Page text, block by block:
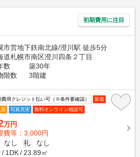
初期費用に注目
市営地下鉄南北線/澄川駅 徒歩5分
道札幌市南区澄川四条２丁目
数
築30年
階数
3階建
費用クレジット払い可（※条件要確認）
新着
居
写真充実 無料オンライン相談可
万円
費等：3,000円
なし 礼
なし
1DK 23.89㎡